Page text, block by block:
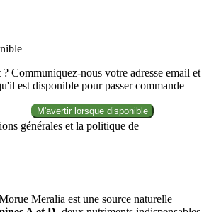
Communiquez-nous votre adresse email et
est disponible pour passer commande
M'avertir lorsque disponible
générales et la politique de
Meralia est une source naturelle